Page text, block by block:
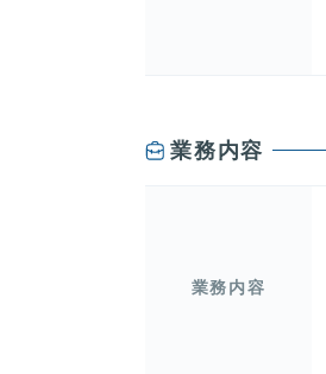
業務内容
業務内容